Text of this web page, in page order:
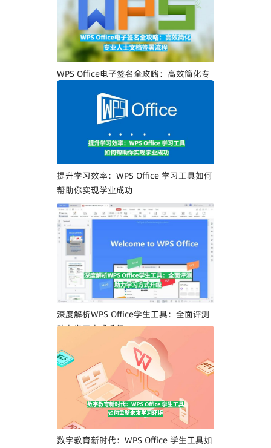
WPS Office电子签名全攻略：高效简化专
提升学习效率：WPS Office 学习工具如何
帮助你实现学业成功
深度解析WPS Office学生工具：全面评测
助力学习方式升级
数字教育新时代：WPS Office 学生工具如